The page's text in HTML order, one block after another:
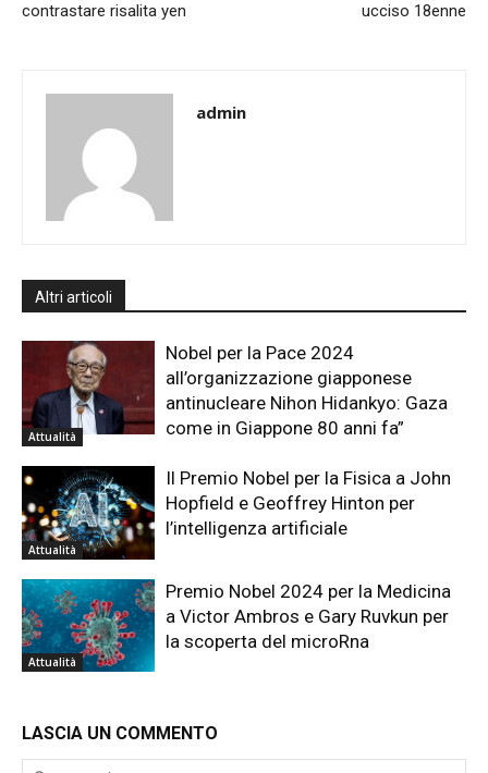
contrastare risalita yen
ucciso 18enne
admin
Altri articoli
Attualità
Nobel per la Pace 2024
all’organizzazione giapponese
antinucleare Nihon Hidankyo: Gaza
come in Giappone 80 anni fa”
Attualità
Il Premio Nobel per la Fisica a John
Hopfield e Geoffrey Hinton per
l’intelligenza artificiale
Attualità
Premio Nobel 2024 per la Medicina
a Victor Ambros e Gary Ruvkun per
la scoperta del microRna
LASCIA UN COMMENTO